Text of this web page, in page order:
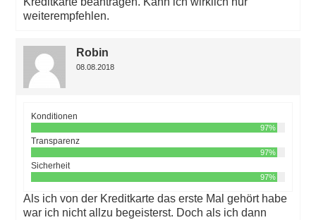
weiterempfehlen.
Robin
08.08.2018
Konditionen
97%
Transparenz
97%
Sicherheit
97%
Als ich von der Kreditkarte das erste Mal gehört habe
war ich nicht allzu begeisterst. Doch als ich dann